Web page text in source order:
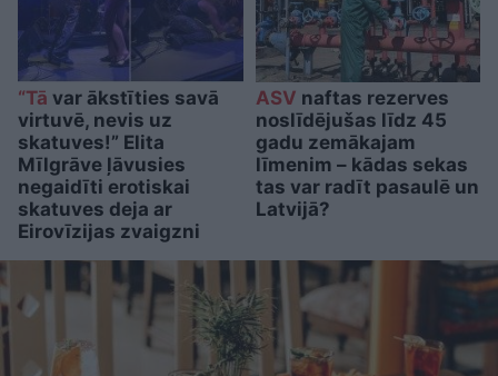
“Tā var ākstīties savā
virtuvē, nevis uz
skatuves!” Elita
Mīlgrāve ļāvusies
negaidīti erotiskai
skatuves deja ar
Eirovīzijas zvaigzni
ASV naftas rezerves
noslīdējušas līdz 45
gadu zemākajam
līmenim – kādas sekas
tas var radīt pasaulē un
Latvijā?